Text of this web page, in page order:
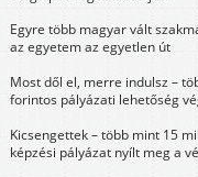
Egyre több magyar vált
az egyetem az egyetlen út
Most dől el, merre indulsz –
forintos pályázati lehetőség
Kicsengettek – több mint 15
képzési pályázat nyílt meg a